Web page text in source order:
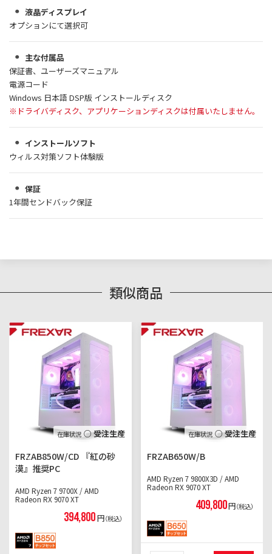
液晶ディスプレイ
オプションにて選択可
主な付属品
保証書、ユーザーズマニュアル
電源コード
Windows 日本語 DSP版 インストールディスク
※ドライバディスク、アプリケーションディスクは付属いたしません。
インストールソフト
ウィルス対策ソフト体験版
保証
1年間センドバック保証
類似商品
○ 受注生産
FRZAB850W/CD 『紅の砂
漠』推奨PC
AMD Ryzen 7 9700X / AMD
Radeon RX 9070 XT
394,800円（税込）
○ 受注生産
FRZAB650W/B
AMD Ryzen 7 9800X3D / AMD
Radeon RX 9070 XT
409,800円（税込）